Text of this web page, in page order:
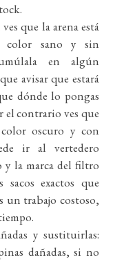
que la arena está
color sano y sin
en algún
avisar que estará
dónde lo pongas
el contrario ves que
oscuro y con
ir al vertedero
y la marca del filtro
sacos exactos que
un trabajo costoso,
y sustituirlas:
dañadas, si no